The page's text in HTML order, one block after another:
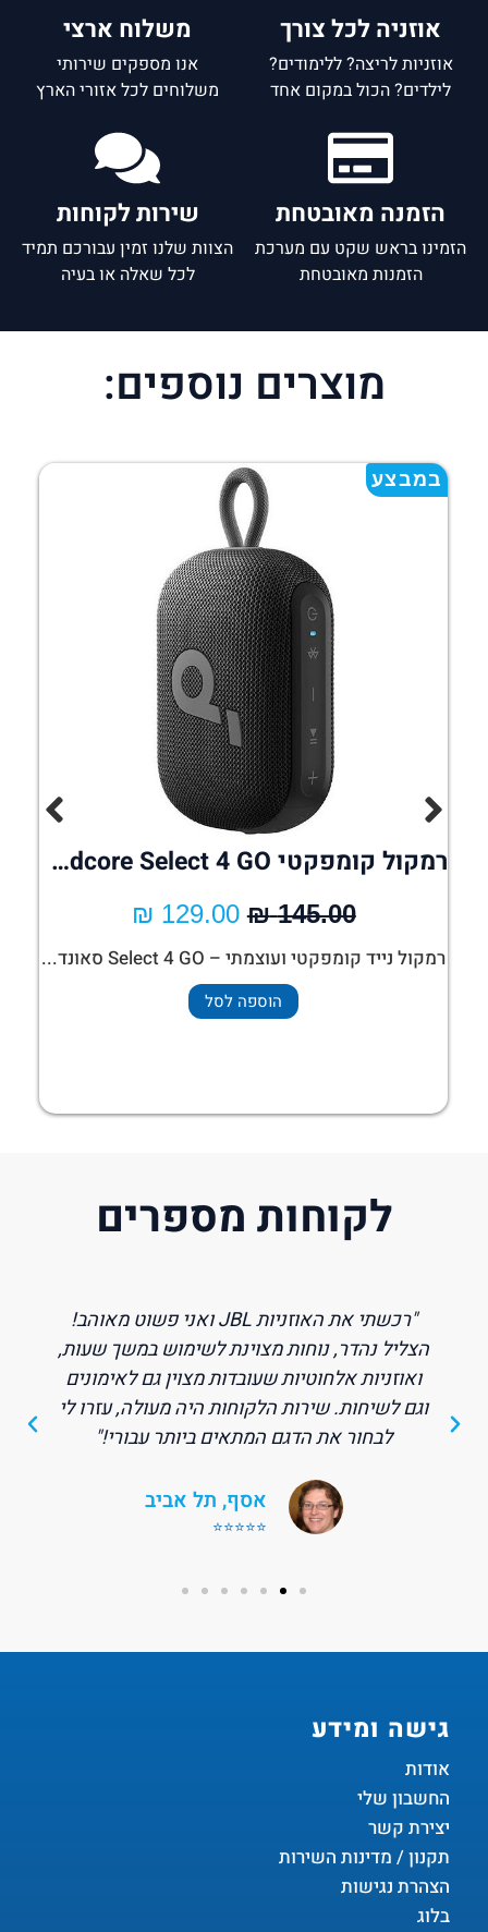
אוזניה לכל צורך
אוזניות לריצה? ללימודים?
לילדים? הכול במקום אחד
משלוח ארצי
אנו מספקים שירותי
משלוחים לכל אזורי הארץ
הזמנה מאובטחת
הזמינו בראש שקט עם מערכת
הזמנות מאובטחת
שירות לקוחות
הצוות שלנו זמין עבורכם תמיד
לכל שאלה או בעיה
מוצרים נוספים:
במבצע
רמקול קומפקטי Anker Soundcore Select 4 GO אחריות המילטון
145.00
₪
129.00
₪
רמקול נייד קומפקטי ועוצמתי – Select 4 GO סאונד...
הוספה לסל
לקוחות מספרים
"חיפשתי אוזניות עם ביטול רעשים לטיסות והגעתי
לכאן. מצאתי את האוזניות המושלמות, סוניי-וויק
של Sony, שהן פשוט מדהימות. השירות היה
מהיר ומקצועי וההמלצות התאימו בדיוק למה
שצריך. ממליצה בחום!"
מיכל, ירושלים
⭐⭐⭐⭐⭐
גישה ומידע
אודות
החשבון שלי
יצירת קשר
תקנון / מדינות השירות
הצהרת נגישות
בלוג